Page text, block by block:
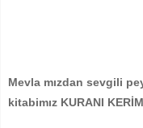
Mevla mızdan sevgili
kitabimız KURANI